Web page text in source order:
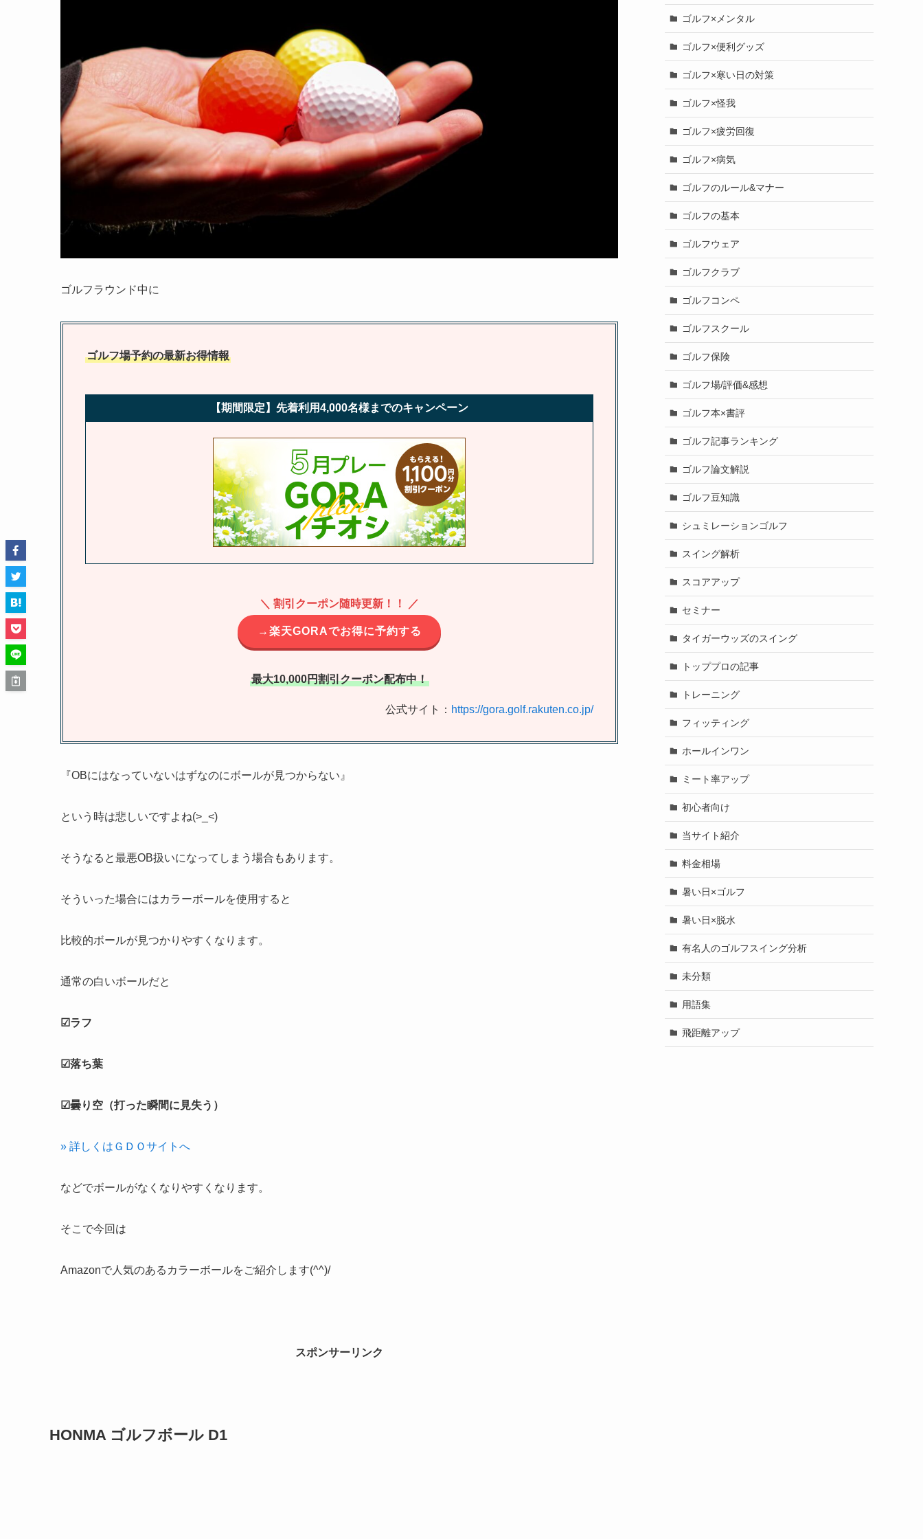
ゴルフラウンド中に
ゴルフ場予約の最新お得情報
【期間限定】先着利用4,000名様までのキャンペーン
＼ 割引クーポン随時更新！！ ／
→楽天GORAでお得に予約する
最大10,000円割引クーポン配布中！
公式サイト： https://gora.golf.rakuten.co.jp/
『OBにはなっていないはずなのにボールが見つからない』
という時は悲しいですよね(>_<)
そうなると最悪OB扱いになってしまう場合もあります。
そういった場合にはカラーボールを使用すると
比較的ボールが見つかりやすくなります。
通常の白いボールだと
☑ラフ
☑落ち葉
☑曇り空（打った瞬間に見失う）
» 詳しくはＧＤＯサイトへ
などでボールがなくなりやすくなります。
そこで今回は
Amazonで人気のあるカラーボールをご紹介します(^^)/
スポンサーリンク
HONMA ゴルフボール D1
ゴルフ×メンタル
ゴルフ×便利グッズ
ゴルフ×寒い日の対策
ゴルフ×怪我
ゴルフ×疲労回復
ゴルフ×病気
ゴルフのルール&マナー
ゴルフの基本
ゴルフウェア
ゴルフクラブ
ゴルフコンペ
ゴルフスクール
ゴルフ保険
ゴルフ場/評価&感想
ゴルフ本×書評
ゴルフ記事ランキング
ゴルフ論文解説
ゴルフ豆知識
シュミレーションゴルフ
スイング解析
スコアアップ
セミナー
タイガーウッズのスイング
トッププロの記事
トレーニング
フィッティング
ホールインワン
ミート率アップ
初心者向け
当サイト紹介
料金相場
暑い日×ゴルフ
暑い日×脱水
有名人のゴルフスイング分析
未分類
用語集
飛距離アップ